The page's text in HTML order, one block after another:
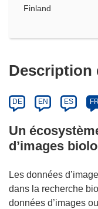
Finland
Description
DE EN ES FR
Un
d’images
Les données
dans la recherche
données d’images